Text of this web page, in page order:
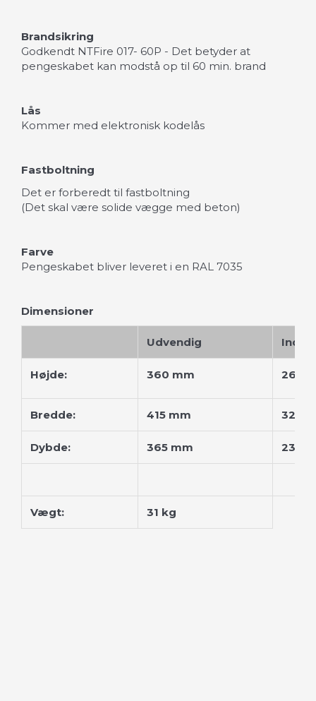
Brandsikring
Godkendt NTFire 017- 60P - Det betyder at
pengeskabet kan modstå op til 60 min. brand
Lås
Kommer med elektronisk kodelås
Fastboltning
Det er forberedt til fastboltning
(Det skal være solide vægge med beton)
Farve
Pengeskabet bliver leveret i en RAL 7035
Dimensioner
Udvendig
Højde: 360 mm 260
Bredde: 415 mm 320
Dybde: 365 mm 235
Vægt: 31 kg